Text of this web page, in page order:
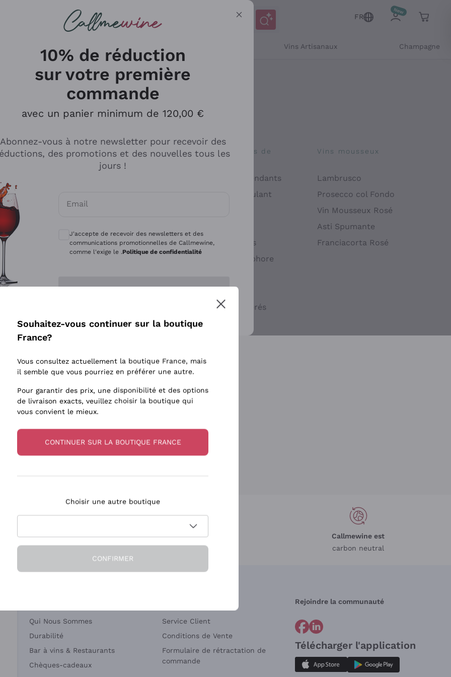
FR
Vins Artisanaux Champagne
Explorer le catalogue
Producteurs
Mascarello Bartolo
Rinaldi Giuseppe
Tenuta San Leonardo
Alessandra Divella
Sedilesu
Ceretto
Les philosophies de
Vignerons Indépendants
Recoltant Manipulant
Levures indigènes
Vins Faits en Amphore
Vins Biologiques
Vins blancs macérés
Vins mousseux
Lambrusco
Prosecco col Fondo
Vin Mousseux Rosé
Asti Spumante
Franciacorta Rosé
en 2-4 jours
en France
Paiement
en 3 fois
Callmewine est
carbon neutral
Qui Nous Sommes
Durabilité
Bar à vins & Restaurants
Chèques-cadeaux
Service Client
Conditions de Vente
Formulaire de rétractation de
commande
Rejoindre la communauté
Télécharger l'application
10% de réduction
sur votre première
commande
avec un panier minimum de 120,00 €
Abonnez-vous à notre newsletter pour recevoir des
des promotions et des nouvelles tous les
jours !
Email
Consentements optionnels pour recevoir des communications et des offres personnalisées
J'accepte de recevoir des newsletters et des
communications promotionnelles de Callmewine,
comme l'exige le .Politique de confidentialité
Enregistre-moi
plus d'informations, veuillez lire notrePolitique de confidentialité
Souhaitez-vous continuer sur la boutique
France?
Vous consultez actuellement la boutique France, mais
il semble que vous pourriez en préférer une autre.
Pour garantir des prix, une disponibilité et des options
de livraison exacts, veuillez choisir la boutique qui
vous convient le mieux.
CONTINUER SUR LA BOUTIQUE FRANCE
Choisir une autre boutique
CONFIRMER